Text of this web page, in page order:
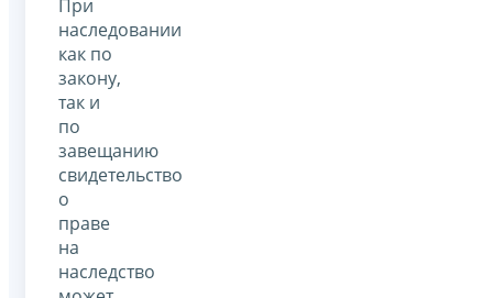
При
наследовании
как по
закону,
так и
по
завещанию
свидетельство
о
праве
на
наследство